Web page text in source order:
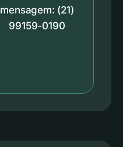
mensagem: (21)
99159-0190